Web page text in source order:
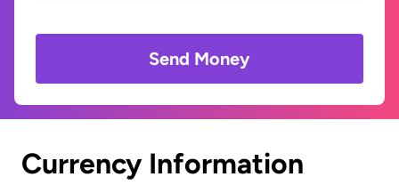
Send Money
Currency Information